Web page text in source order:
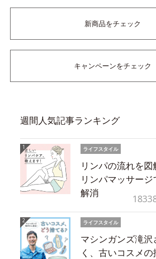
新商品をチェック
キャンペーンをチェック
週間人気記事ランキング
ライフスタイル
リンパの流れを
リンパマッサー
解消
ライフスタイル
マシンガンズ滝沢
く、古いコスメの